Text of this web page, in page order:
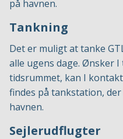
på havnen.
Tankning
Det er muligt at tanke
alle ugens dage. Ønsker
tidsrummet, kan I
findes på tankstation,
havnen.
Sejlerudflugter